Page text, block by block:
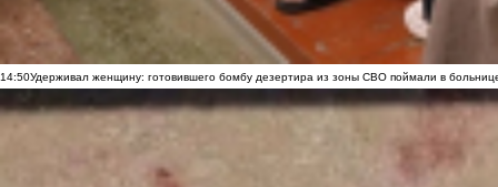
14:50Удерживал женщину: готовившего бомбу дезертира из зоны СВО поймали в